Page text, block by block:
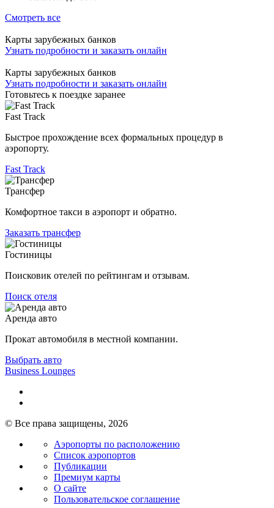
Смотреть все
Карты зарубежных банков
Узнать подробности и заказать онлайн
Карты зарубежных банков
Узнать подробности и заказать онлайн
Готовьтесь к поездке заранее
Fast Track
Быстрое прохождение всех формальных процедур в
аэропорту.
Fast Track
Трансфер
Комфортное такси в аэропорт и обратно.
Заказать трансфер
Гостиницы
Поисковик отелей по рейтингам и отзывам.
Поиск отеля
Аренда авто
Прокат автомобиля в местной компании.
Выбрать авто
Business Lounges
© Все права защищены, 2026
Аэропорты по расположению
Список аэропортов
Публикации
Премиум карты
О сайте
Пользовательское соглашение